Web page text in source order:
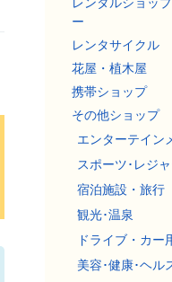
ー
レンタサイクル
花屋・植木屋
携帯ショップ
その他ショップ
エンターテイン
スポーツ･レジ
宿泊施設・旅行
観光･温泉
ドライブ・カー
美容･健康･ヘル